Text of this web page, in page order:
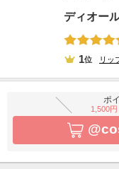
ディオー
1位 リッ
ポ
1,500